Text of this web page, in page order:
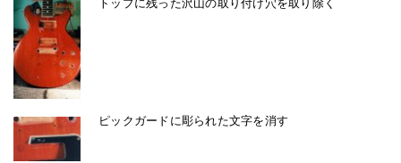
ピックガードに彫られた文字を消す